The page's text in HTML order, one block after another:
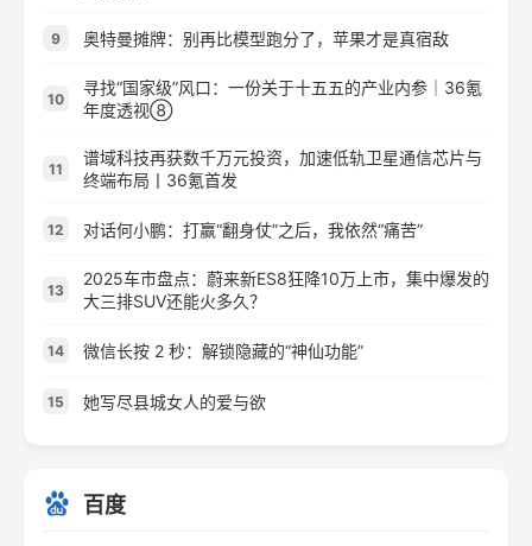
9 奥特曼摊牌：别再比模型跑分了，苹果才是真宿敌
10
寻找“国家级”风口：一份关于十五五的产业内参｜36氪
年度透视⑧
11
谱域科技再获数千万元投资，加速低轨卫星通信芯片与
终端布局丨36氪首发
12 对话何小鹏：打赢“翻身仗”之后，我依然“痛苦”
13
2025车市盘点：蔚来新ES8狂降10万上市，集中爆发的
大三排SUV还能火多久？
14 微信长按 2 秒：解锁隐藏的“神仙功能”
15 她写尽县城女人的爱与欲
百度